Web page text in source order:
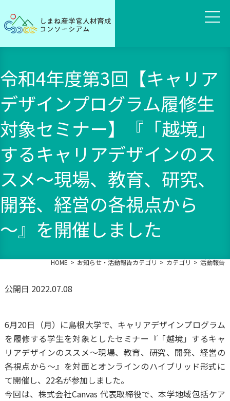
令和4年度第3回【キャリア
デザインプログラム履修生
対象セミナー】『「越境」
するキャリアデザインのス
スメ～現場、教育、研究、
開発、経営の各視点から
～』を開催しました
HOME お知らせ・活動報告カテゴリ カテゴリ 活動報告
公開日 2022.07.08
6月20日（月）に島根大学で、キャリアデザインプログラム
を履修する学生を対象としたセミナー『「越境」するキャ
リアデザインのススメ～現場、教育、研究、開発、経営の
各視点から～』を対面とオンラインのハイブリッド形式に
て開催し、22名が参加しました。
今回は、株式会社Canvas 代表取締役で、本学地域包括ケア